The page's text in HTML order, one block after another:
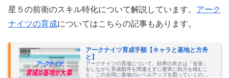
星５の前衛のスキル特化について解説しています。 アーク
ナイツの育成についてはこちらの記事もあります。
アークナイツ育成手順【キャラと基地と方舟
と】
アークナイツの育成について。効率の良さは「金策」
をしながら育成順序を間違えずに着実に戦力を積むこ
と。この合間に基地のレベルアップを図っていくので